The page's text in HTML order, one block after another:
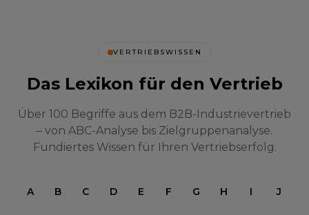
VERTRIEBSWISSEN
Das Lexikon für den Vertrieb
Über 100 Begriffe aus dem B2B-Industrievertrieb
– von ABC-Analyse bis Zielgruppenanalyse.
Fundiertes Wissen für Ihren Vertriebserfolg.
A B C D E F G H I J